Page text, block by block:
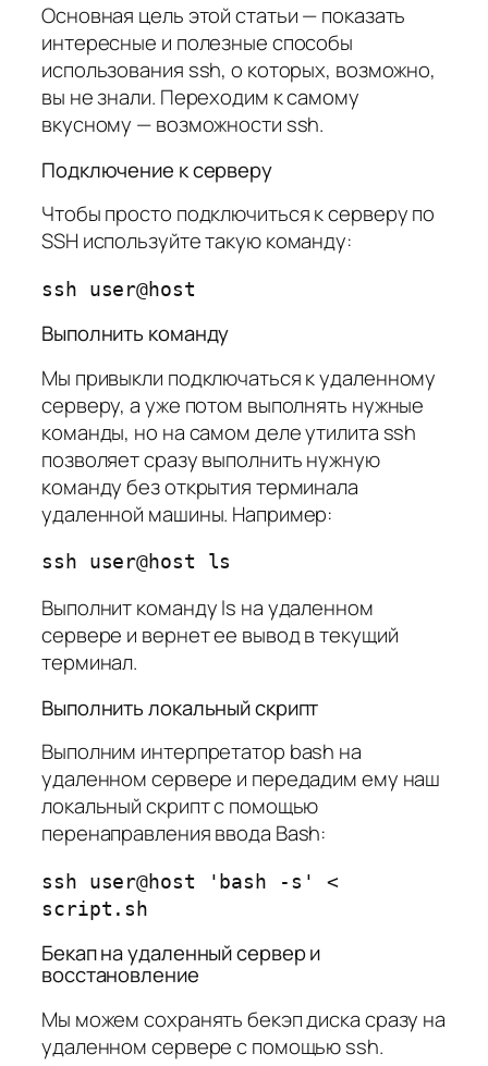
Основная цель этой статьи — показать
интересные и полезные способы
использования ssh, о которых, возможно,
вы не знали. Переходим к самому
вкусному — возможности ssh.
Подключение к серверу
Чтобы просто подключиться к серверу по
SSH используйте такую команду:
ssh user@host
Выполнить команду
Мы привыкли подключаться к удаленному
серверу, а уже потом выполнять нужные
команды, но на самом деле утилита ssh
позволяет сразу выполнить нужную
команду без открытия терминала
удаленной машины. Например:
ssh user@host ls
Выполнит команду ls на удаленном
сервере и вернет ее вывод в текущий
терминал.
Выполнить локальный скрипт
Выполним интерпретатор bash на
удаленном сервере и передадим ему наш
локальный скрипт с помощью
перенаправления ввода Bash:
ssh user@host 'bash -s' <
script.sh
Бекап на удаленный сервер и
восстановление
Мы можем сохранять бекэп диска сразу на
удаленном сервере с помощью ssh.